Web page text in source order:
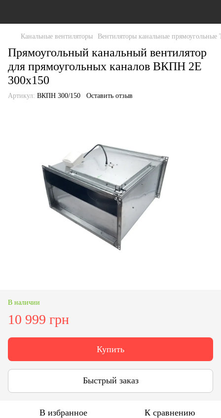
Канальные вентиляторы Вентиляторы канальные
Прямоугольный канальный вентилятор
для прямоугольных каналов ВКПН 2Е
300x150
Артикул: ВКПН 300/150 Оставить отзыв
В наличии
10 999 грн
Купить
Быстрый заказ
В избранное К сравнению